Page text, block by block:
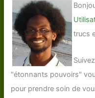
trucs
"étonnants pouvoirs"
pour prendre soin de